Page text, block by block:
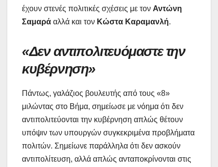
έχουν στενές πολιτικές σχέσεις με τον Αντώνη
Σαμαρά αλλά και τον Κώστα Καραμανλή.
«Δεν αντιπολιτευόμαστε την
κυβέρνηση»
Πάντως, γαλάζιος βουλευτής από τους «8»
μιλώντας στο Βήμα, σημείωσε με νόημα ότι δεν
αντιπολιτεύονται την κυβέρνηση απλώς θέτουν
υπόψιν των υπουργών συγκεκριμένα προβλήματα
πολιτών. Σημείωνε παράλληλα ότι δεν ασκούν
αντιπολίτευση, αλλά απλώς ανταποκρίνονται στις